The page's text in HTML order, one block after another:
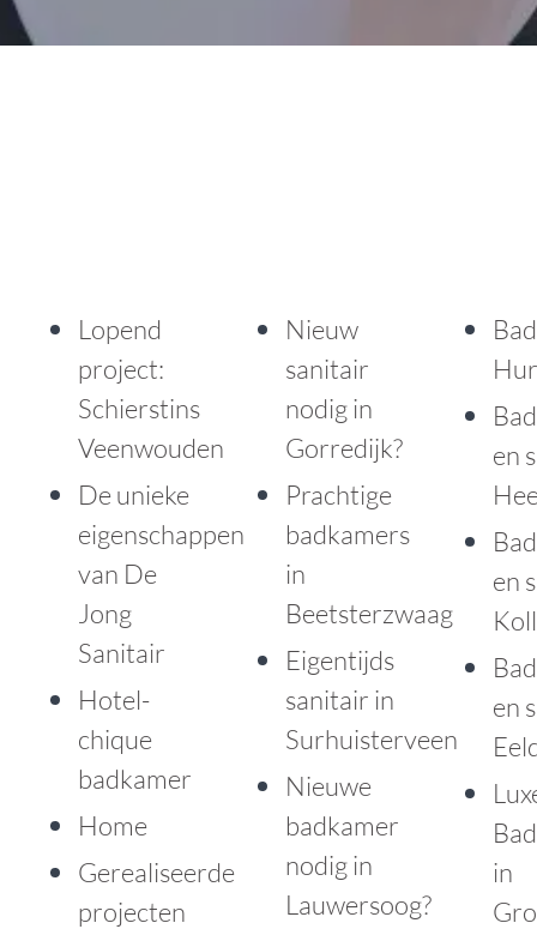
Lopend
project:
Schierstins
Veenwouden
De unieke
eigenschappen
van De
Jong
Sanitair
Hotel-
chique
badkamer
Home
Gerealiseerde
projecten
Nieuw
sanitair
nodig in
Gorredijk?
Prachtige
badkamers
in
Beetsterzwaag
Eigentijds
sanitair in
Surhuisterveen
Nieuwe
badkamer
nodig in
Lauwersoog?
en
en
en
in